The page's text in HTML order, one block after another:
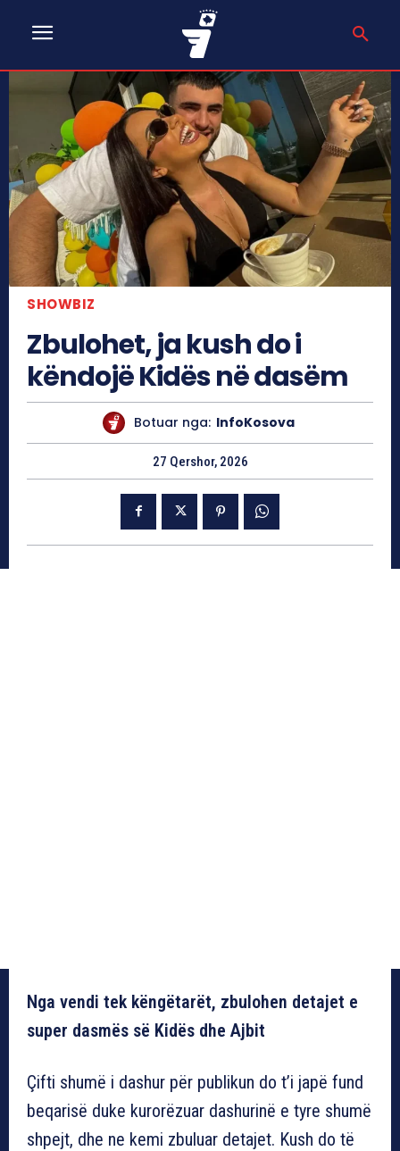
SHOWBIZ
Zbulohet, ja kush do i
këndojë Kidës në dasëm
Botuar nga: InfoKosova
27 Qershor, 2026
Nga vendi tek këngëtarët, zbulohen detajet e
super dasmës së Kidës dhe Ajbit
Çifti shumë i dashur për publikun do t’i japë fund
beqarisë duke kurorëzuar dashurinë e tyre shumë
shpejt, dhe ne kemi zbuluar detajet. Kush do të